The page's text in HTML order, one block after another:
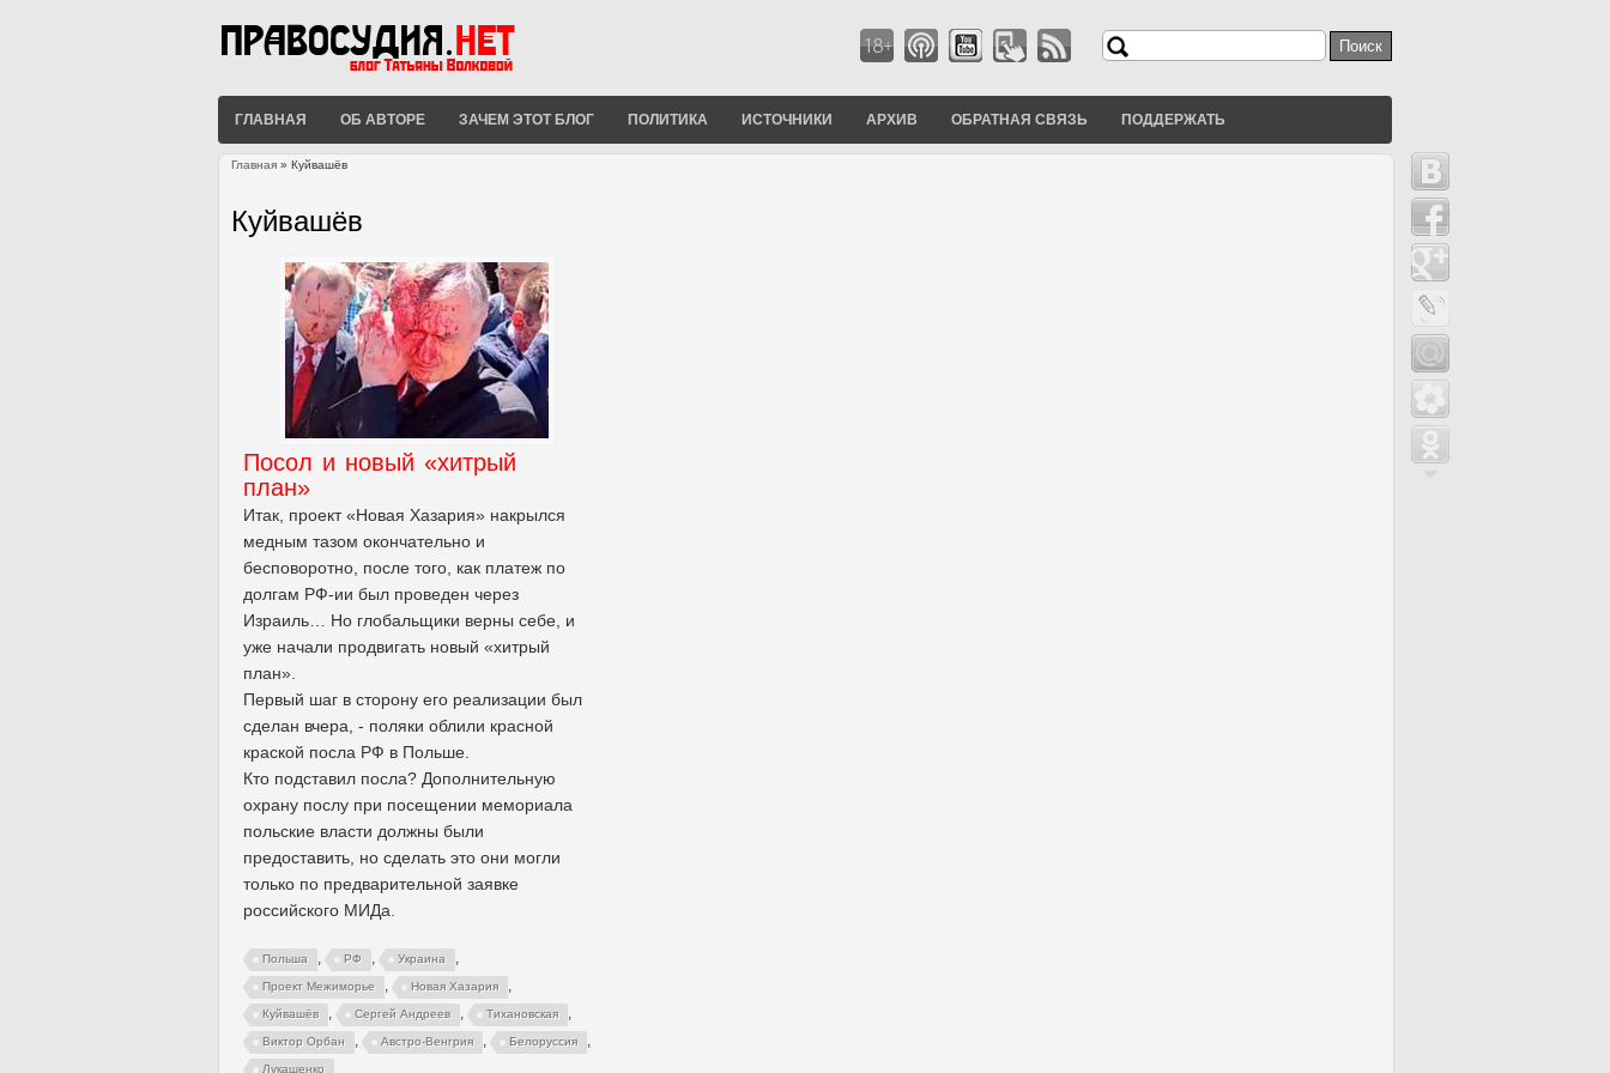
Форма поиска
Поиск
ГЛАВНАЯ ОБ АВТОРЕ ЗАЧЕМ ЭТОТ БЛОГ ПОЛИТИКА ИСТОЧНИКИ АРХИВ ОБРАТНАЯ СВЯЗЬ ПОДДЕРЖАТЬ
Главная » Куйвашёв
Куйвашёв
Посол и новый «хитрый
план»
Итак, проект «Новая Хазария» накрылся
медным тазом окончательно и
бесповоротно, после того, как платеж по
долгам РФ-ии был проведен через
Израиль… Но глобальщики верны себе, и
уже начали продвигать новый «хитрый
план».
Первый шаг в сторону его реализации был
сделан вчера, - поляки облили красной
краской посла РФ в Польше.
Кто подставил посла? Дополнительную
охрану послу при посещении мемориала
польские власти должны были
предоставить, но сделать это они могли
только по предварительной заявке
российского МИДа.
Польша , РФ , Украина ,
Проект Межиморье , Новая Хазария ,
Куйвашёв , Сергей Андреев , Тихановская ,
Виктор Орбан , Австро-Венгрия , Белоруссия ,
Лукашенко